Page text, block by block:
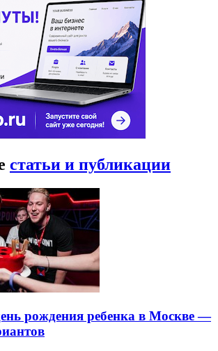
статьи и публикации
рождения ребенка в Москве —